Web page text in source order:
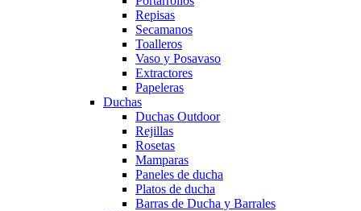
Repisas
Secamanos
Toalleros
Vaso y Posavaso
Extractores
Papeleras
Duchas
Duchas Outdoor
Rejillas
Rosetas
Mamparas
Paneles de ducha
Platos de ducha
Barras de Ducha y Barrales